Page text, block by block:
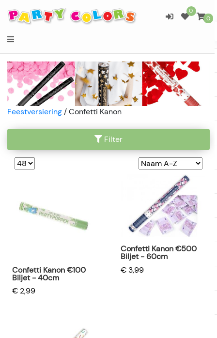
0
0
Feestversiering /Confetti Kanon
Filter
Confetti Kanon €100
Biljet - 40cm
€ 2,99
Confetti Kanon €500
Biljet - 60cm
€ 3,99